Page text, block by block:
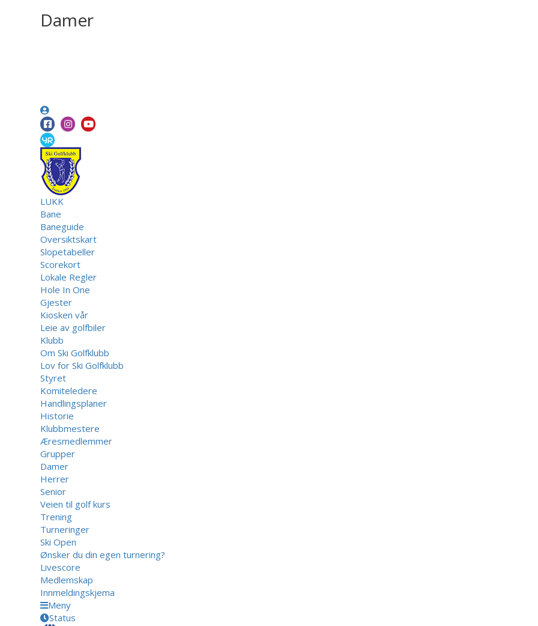
Damer
LUKK
Bane
Baneguide
Oversiktskart
Slopetabeller
Scorekort
Lokale Regler
Hole In One
Gjester
Kiosken vår
Leie av golfbiler
Klubb
Om Ski Golfklubb
Lov for Ski Golfklubb
Styret
Komiteledere
Handlingsplaner
Historie
Klubbmestere
Æresmedlemmer
Grupper
Damer
Herrer
Senior
Veien til golf kurs
Trening
Turneringer
Ski Open
Ønsker du din egen turnering?
Livescore
Medlemskap
Innmeldingskjema
Meny
Status